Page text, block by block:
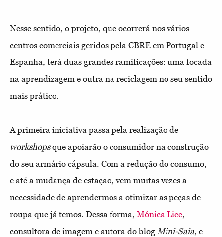
Nesse sentido, o projeto, que ocorrerá nos vários
centros comerciais geridos pela CBRE em Portugal e
Espanha, terá duas grandes ramificações: uma focada
na aprendizagem e outra na reciclagem no seu sentido
mais prático.
A primeira iniciativa passa pela realização de
workshopsque apoiarão o consumidor na construção
do seu armário cápsula. Com a redução do consumo,
e até a mudança de estação, vem muitas vezes a
necessidade de aprendermos a otimizar as peças de
roupa que já temos. Dessa forma, Mónica Lice,
consultora de imagem e autora do blog Mini-Saia, e